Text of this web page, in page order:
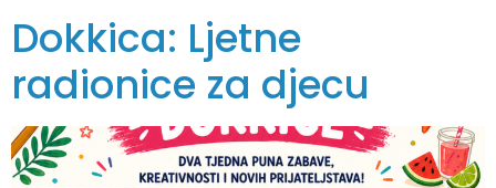
Dokkica: Ljetne
radionice za djecu